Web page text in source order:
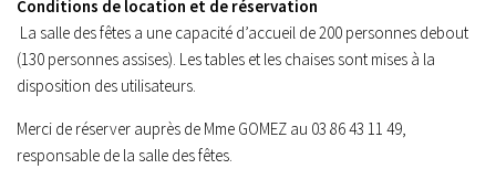
Conditions de location et de réservation
La salle des fêtes a une capacité d’accueil de 200 personnes debout
(130 personnes assises). Les tables et les chaises sont mises à la
disposition des utilisateurs.
Merci de réserver auprès de Mme GOMEZ au 03 86 43 11 49,
responsable de la salle des fêtes.